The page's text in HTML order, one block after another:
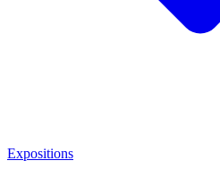
Expositions